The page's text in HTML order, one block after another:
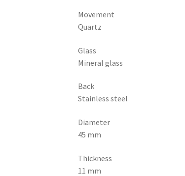
Movement
Quartz
Glass
Mineral glass
Back
Stainless steel
Diameter
45 mm
Thickness
11 mm